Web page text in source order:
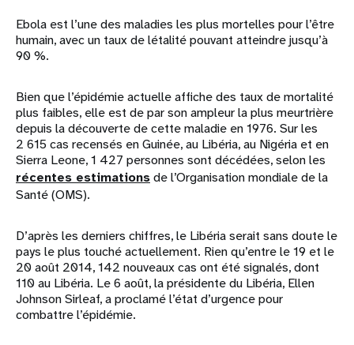
Ebola est l’une des maladies les plus mortelles pour l’être
humain, avec un taux de létalité pouvant atteindre jusqu’à
90 %.
Bien que l’épidémie actuelle affiche des taux de mortalité
plus faibles, elle est de par son ampleur la plus meurtrière
depuis la découverte de cette maladie en 1976. Sur les
2 615 cas recensés en Guinée, au Libéria, au Nigéria et en
Sierra Leone, 1 427 personnes sont décédées, selon les
récentes estimationsde l’Organisation mondiale de la
Santé (OMS).
D’après les derniers chiffres, le Libéria serait sans doute le
pays le plus touché actuellement. Rien qu’entre le 19 et le
20 août 2014, 142 nouveaux cas ont été signalés, dont
110 au Libéria. Le 6 août, la présidente du Libéria, Ellen
Johnson Sirleaf, a proclamé l’état d’urgence pour
combattre l’épidémie.